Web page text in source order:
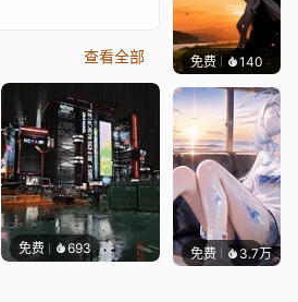
查看全部
免费 693
免费 140渔小小
免费 3.7万豆子